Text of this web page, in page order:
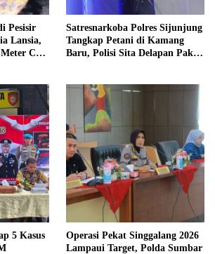
Pesisir
Lansia,
Cari
Satresnarkoba Polres Sijunjung
Tangkap Petani di Kamang
Baru, Polisi Sita Delapan Paket
5 Kasus
Operasi Pekat Singgalang 2026
Lampaui Target, Polda Sumbar